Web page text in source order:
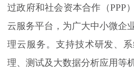
过政府和社会资本合作（PPP
云服务平台，为广大中小微企
理云服务。支持技术研发、
理、测试及大数据分析应用等